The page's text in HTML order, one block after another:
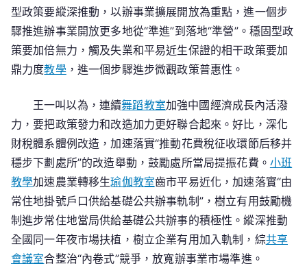
型政策要縱深推動，以辦事業擴展開放為重點，進一個步
驟推進辦事業開放更多地從“準進”到落地“準營”。穩固型政
策要加倍無力，觸及失業和平易近生保證的相干政策要加
鼎力度教學，進一個步驟進步微觀政策普惠性。
王一叫以為，連續舞蹈教室加強中國經濟成長內活潑
力，要把政策發力和改造加力更好聯合起來。好比，深化
財稅體系體例改造，加速落實“推動花費稅征收環節后移并
穩步下劃處所”的改造舉動，鼓勵處所當局提振花費。 小班
教學加速農業轉移生瑜伽教室齒市平易近化，加速落實“由
常住地掛號戶口供給基礎公共辦事軌制”，樹立有用鼓勵機
制進步常住地當局供給基礎公共辦事的積極性。縱深推動
全國同一年夜市場扶植，樹立企業有用加入軌制，綜共享
會議室合整治“內卷式”競爭，放寬辦事業市場準進。